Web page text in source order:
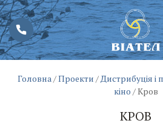
Головна /Проекти / Дистрибуція і
кіно /Кров
КРОВ